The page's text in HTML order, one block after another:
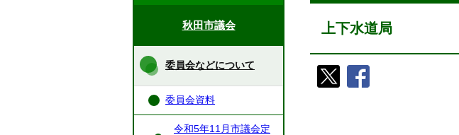
上下水道局
秋田市議会
委員会などについて
委員会資料
令和5年11月市議会定